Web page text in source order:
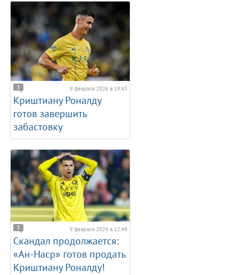
3 9 февраля 2026 в 19:43
Криштиану Роналду
готов завершить
забастовку
3 9 февраля 2026 в 12:49
Скандал продолжается:
«Ан-Наср» готов продать
Криштиану Роналду!